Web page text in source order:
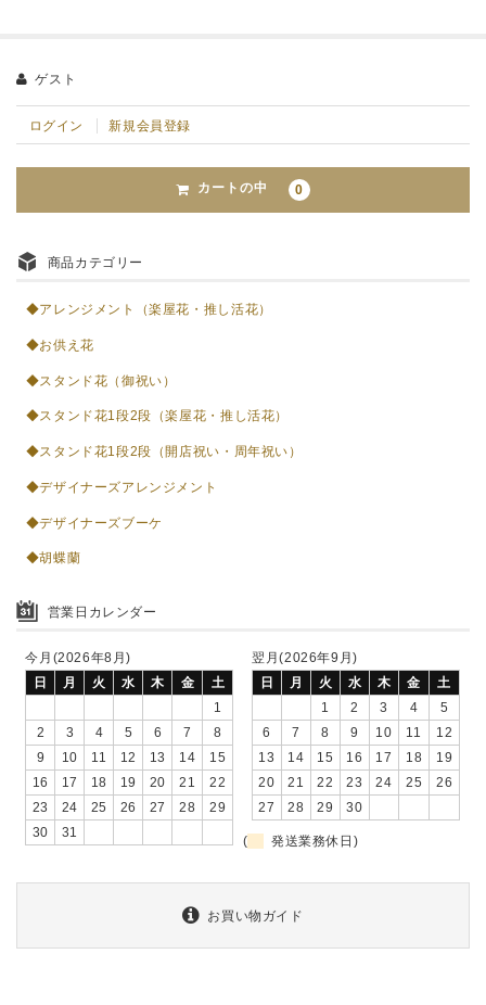
ゲスト
ログイン 新規会員登録
カートの中 0
商品カテゴリー
◆アレンジメント（楽屋花・推し活花）
◆お供え花
◆スタンド花（御祝い）
◆スタンド花1段2段（楽屋花・推し活花）
◆スタンド花1段2段（開店祝い・周年祝い）
◆デザイナーズアレンジメント
◆デザイナーズブーケ
◆胡蝶蘭
営業日カレンダー
今月(2026年8月)
日
月 火 水 木 金
土
1
2
3 4 5 6 7
8
9
10 11 12 13 14
15
16
17 18 19 20 21
22
23
24 25 26 27 28
29
30
31
翌月(2026年9月)
日
月 火 水 木 金
土
1
2 3 4
5
6
7 8 9 10 11
12
13
14 15 16 17 18
19
20
21 22 23 24 25
26
27
28 29 30
( 発送業務休日)
お買い物ガイド